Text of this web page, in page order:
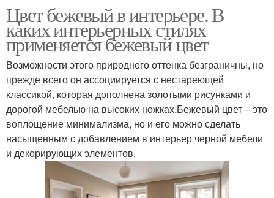
Цвет бежевый в интерьере. В
каких интерьерных стилях
применяется бежевый цвет
Возможности этого природного оттенка безграничны, но
прежде всего он ассоциируется с нестареющей
классикой, которая дополнена золотыми рисунками и
дорогой мебелью на высоких ножках.Бежевый цвет – это
воплощение минимализма, но и его можно сделать
насыщенным с добавлением в интерьер черной мебели
и декорирующих элементов.